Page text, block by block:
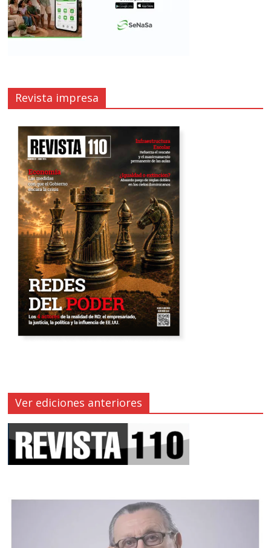
Revista impresa
Ver ediciones anteriores